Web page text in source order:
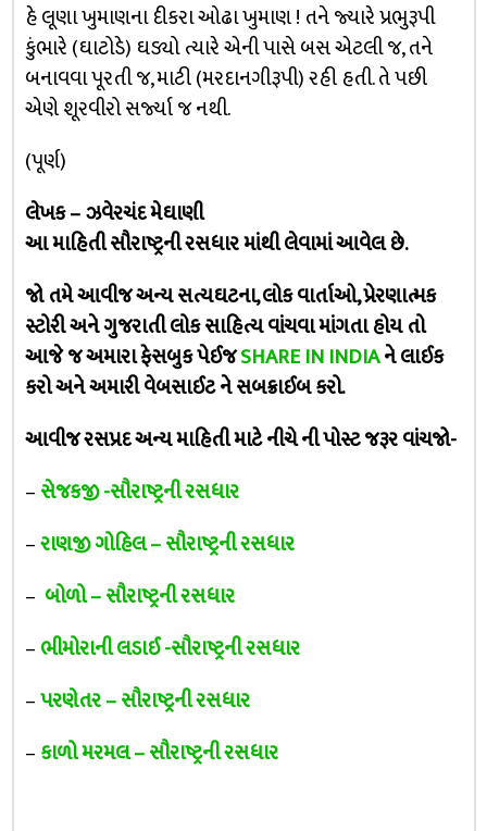
હે લૂણા ખુમાણના દીકરા ઓઢા ખુમાણ ! તને જ્યારે પ્રભુરૂપી
કુંભારે (ઘાટોડે) ઘડ્યો ત્યારે એની પાસે બસ એટલી જ, તને
બનાવવા પૂરતી જ, માટી (મરદાનગીરૂપી) રહી હતી. તે પછી
એણે શૂરવીરો સર્જ્યા જ નથી.
(પૂર્ણ)
લેખક – ઝવેરચંદ મેઘાણી
આ માહિતી સૌરાષ્ટ્રની રસધાર માંથી લેવામાં આવેલ છે.
જો તમે આવીજ અન્ય સત્યઘટના, લોક વાર્તાઓ, પ્રેરણાત્મક
સ્ટોરી અને ગુજરાતી લોક સાહિત્ય વાંચવા માંગતા હોય તો
આજે જ અમારા ફેસબુક પેઈજSHARE IN INDIAને લાઈક
કરો અને અમારી વેબસાઈટ ને સબક્રાઈબ કરો.
આવીજ રસપ્રદ અન્ય માહિતી માટે નીચે ની પોસ્ટ જરૂર વાંચજો-
–સેજકજી -સૌરાષ્ટ્રની રસધાર
–રાણજી ગોહિલ – સૌરાષ્ટ્રની રસધાર
– બોળો – સૌરાષ્ટ્રની રસધાર
–ભીમોરાની લડાઈ -સૌરાષ્ટ્રની રસધાર
–પરણેતર – સૌરાષ્ટ્રની રસધાર
–કાળો મરમલ – સૌરાષ્ટ્રની રસધાર